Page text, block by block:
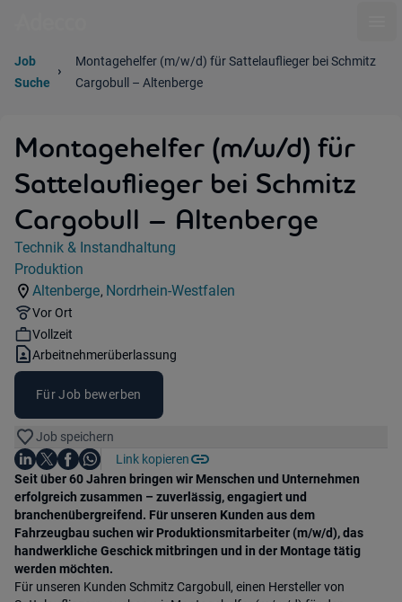
Job
Suche
Montagehelfer (m/w/d) für Sattelauflieger bei Schmitz
Cargobull – Altenberge
Montagehelfer (m/w/d) für
Sattelauflieger bei Schmitz
Cargobull – Altenberge
Jobdetails
Kategorie:
Technik & Instandhaltung
Industry:
Produktion
Standorte:
Altenberge,
Region:
Nordrhein-Westfalen
Remote Option:
Vor Ort
Workhours:
Vollzeit
Vertragsart:
Arbeitnehmerüberlassung
Für Job bewerben
Job speichern
Teile diesen Job
Auf LinkedIn teilen
Auf X teilen
Auf Facebook teilen
Auf WhatsApp teilen
Link kopieren
Einleitung
Seit über 60 Jahren bringen wir Menschen und Unternehmen
erfolgreich zusammen – zuverlässig, engagiert und
branchenübergreifend. Für unseren Kunden aus dem
Fahrzeugbau suchen wir Produktionsmitarbeiter (m/w/d), das
handwerkliche Geschick mitbringen und in der Montage tätig
werden möchten.
Für unseren Kunden Schmitz Cargobull, einen Hersteller von